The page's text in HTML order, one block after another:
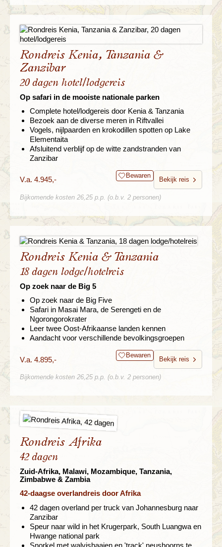
Rondreis Kenia, Tanzania &
Zanzibar
20 dagen hotel/lodgereis
Op safari in de mooiste nationale parken
Complete hotel/lodgereis door Kenia & Tanzania
Bezoek aan de diverse meren in Riftvallei
Vogels, nijlpaarden en krokodillen spotten op Lake
Elementaita
Afsluitend verblijf op de witte zandstranden van
Zanzibar
V.a. 4.945,- Bewaren
Bekijk reis
Bijkomende kosten 26,25 p.p. (o.b.v. 2 personen)
Rondreis Kenia & Tanzania
18 dagen lodge/hotelreis
Op zoek naar de Big 5
Op zoek naar de Big Five
Safari in Masai Mara, de Serengeti en de
Ngorongorokrater
Leer twee Oost-Afrikaanse landen kennen
Aandacht voor verschillende bevolkingsgroepen
V.a. 4.895,- Bewaren
Bekijk reis
Bijkomende kosten 26,25 p.p. (o.b.v. 2 personen)
Rondreis Afrika
42 dagen
Zuid-Afrika, Malawi, Mozambique, Tanzania,
Zimbabwe & Zambia
42-daagse overlandreis door Afrika
42 dagen overland per truck van Johannesburg naar
Zanzibar
Speur naar wild in het Krugerpark, South Luangwa en
Hwange national park